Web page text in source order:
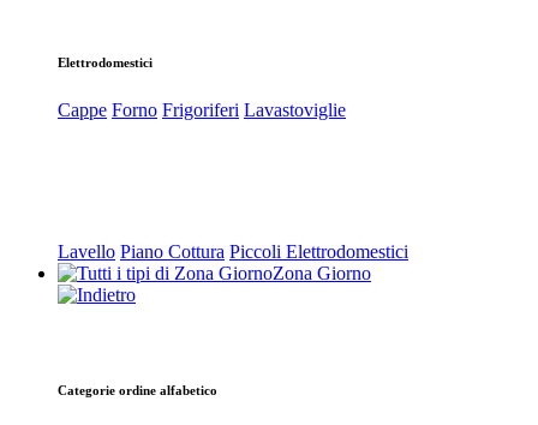
Elettrodomestici
Cappe Forno Frigoriferi Lavastoviglie
Lavello Piano Cottura Piccoli Elettrodomestici
Zona Giorno
Categorie ordine alfabetico